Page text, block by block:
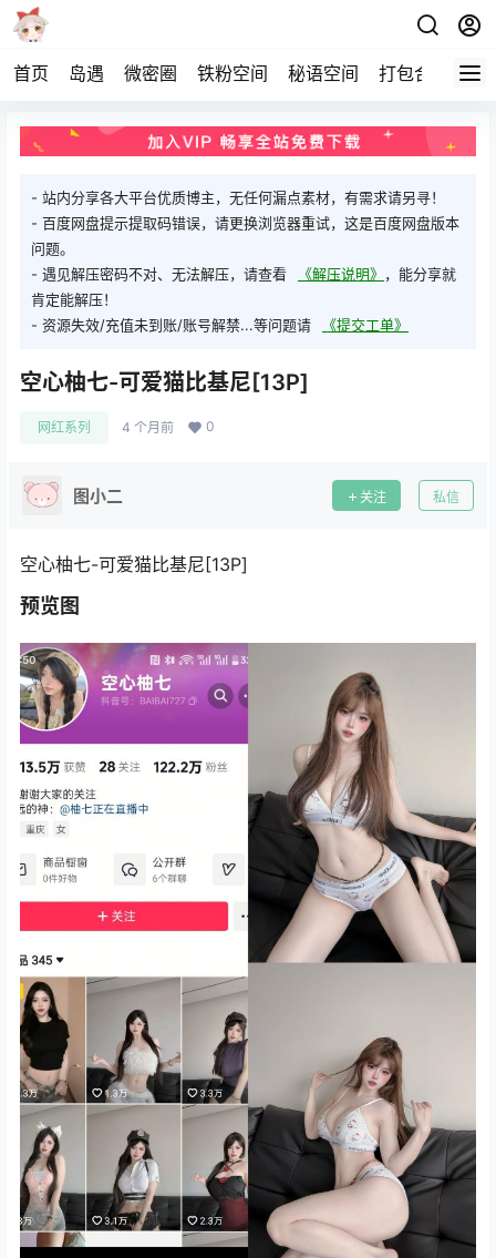
首页 岛遇 微密圈 铁粉空间 秘语空间 打包合集 关
- 站内分享各大平台优质博主，无任何漏点素材，有需求请另寻！
- 百度网盘提示提取码错误，请更换浏览器重试，这是百度网盘版本
问题。
- 遇见解压密码不对、无法解压，请查看
《解压说明》 ，能分享就
肯定能解压！
- 资源失效/充值未到账/账号解禁...等问题请
《提交工单》
空心柚七-可爱猫比基尼[13P]
网红系列 4 个月前 0
图小二 关注 私信
空心柚七-可爱猫比基尼[13P]
预览图